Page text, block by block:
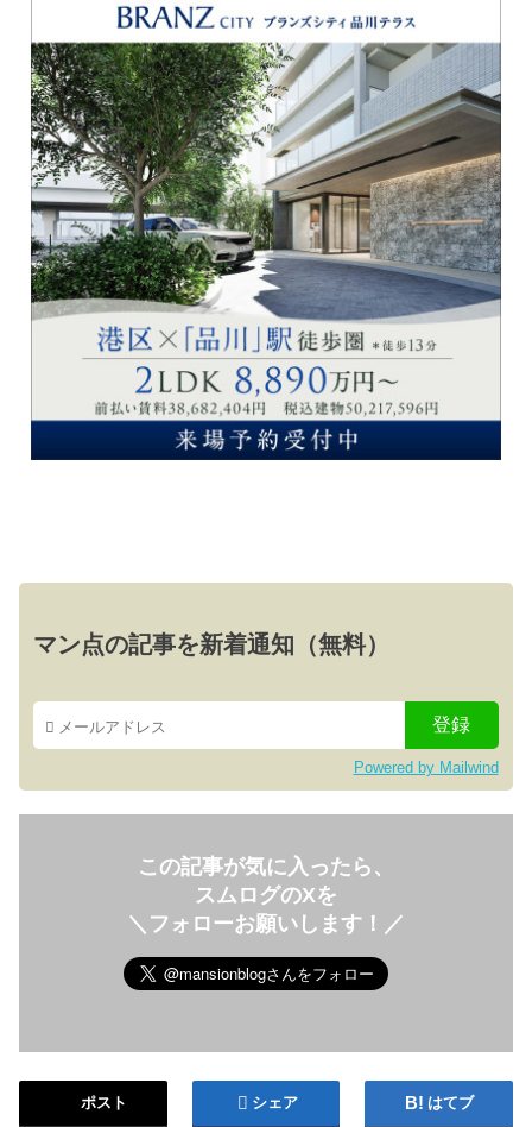
マン点の記事を新着通知（無料）
Powered by Mailwind
この記事が気に入ったら、
スムログのXを
＼フォローお願いします！／
ポスト シェア はてブ